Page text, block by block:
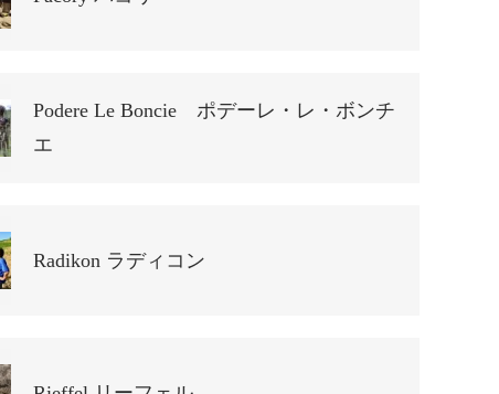
Podere Le Boncie ポデーレ・レ・ボンチ
エ
Radikon ラディコン